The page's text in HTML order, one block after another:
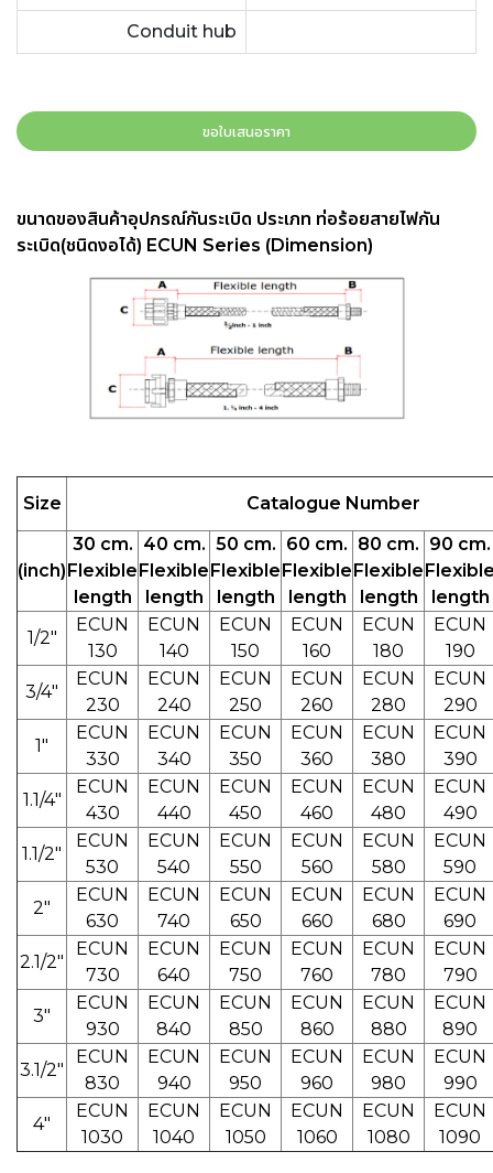
Conduit hub
ขอใบเสนอราคา
ขนาดของสินค้าอุปกรณ์กันระเบิด ประเภท ท่อร้อยสายไฟกัน
ระเบิด(ชนิดงอได้) ECUN Series (Dimension)
Size Catalogue Number
(inch)
30 cm.
Flexible
length
40 cm.
Flexible
length
50 cm.
Flexible
length
60 cm.
Flexible
length
80 cm.
Flexible
length
90 cm.
length
1/2"
ECUN
130
ECUN
140
ECUN
150
ECUN
160
ECUN
180
ECUN
190
3/4"
ECUN
230
ECUN
240
ECUN
250
ECUN
260
ECUN
280
ECUN
290
1"
ECUN
330
ECUN
340
ECUN
350
ECUN
360
ECUN
380
ECUN
390
1.1/4"
ECUN
430
ECUN
440
ECUN
450
ECUN
460
ECUN
480
ECUN
490
1.1/2"
ECUN
530
ECUN
540
ECUN
550
ECUN
560
ECUN
580
ECUN
590
2"
ECUN
630
ECUN
740
ECUN
650
ECUN
660
ECUN
680
ECUN
690
2.1/2"
ECUN
730
ECUN
640
ECUN
750
ECUN
760
ECUN
780
ECUN
790
3"
ECUN
930
ECUN
840
ECUN
850
ECUN
860
ECUN
880
ECUN
890
3.1/2"
ECUN
830
ECUN
940
ECUN
950
ECUN
960
ECUN
980
ECUN
990
4"
ECUN
1030
ECUN
1040
ECUN
1050
ECUN
1060
ECUN
1080
ECUN
1090